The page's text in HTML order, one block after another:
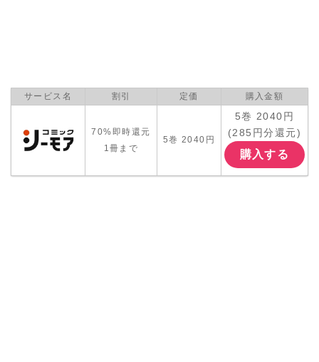
サービス名 割引 定価 購入金額
70%即時還元
1冊まで
5巻 2040円
5巻 2040円
(285円分還元)
購入する